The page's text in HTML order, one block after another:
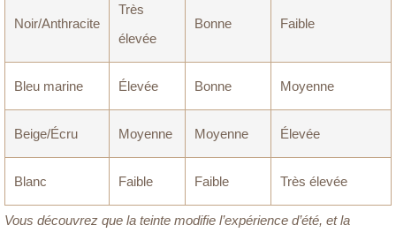
Noir/Anthracite
Très
élevée
Bonne Faible
Bleu marine Élevée Bonne Moyenne
Beige/Écru Moyenne Moyenne Élevée
Blanc Faible Faible Très élevée
Vous découvrez que la teinte modifie l’expérience d’été, et la